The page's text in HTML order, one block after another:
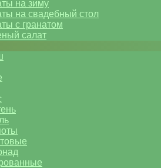
на зиму
на свадебный стол
с гранатом
салат